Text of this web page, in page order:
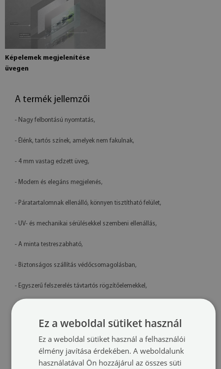
Képelemek megjelenítése
üvegen
A termék jellemzői
- Nagy felbontású nyomtatás,
- Élénk, tartós színek, amelyek nem fakulnak,
- 4 mm vastag edzett üveg,
- Modern és elegáns megjelenés,
- Páratartalomnak ellenálló, könnyen tisztítható felület,
- UV- és mechanikai sérülésekkel szembeni ellenállás,
- A minta testreszabható,
- Biztonságos szállítás védőcsomagolásban,
- Egyszerű felszerelés távtartós rögzítőelemekkel,
Műszaki adatok
Méretek:100x50 cm, 125x50 cm, 120x60 cm, 140x70 cm
Ez a weboldal sütiket használ
Ez a weboldal sütiket használ a felhasználói
élmény javítása érdekében. A weboldalunk
használatával Ön hozzájárul az összes süti